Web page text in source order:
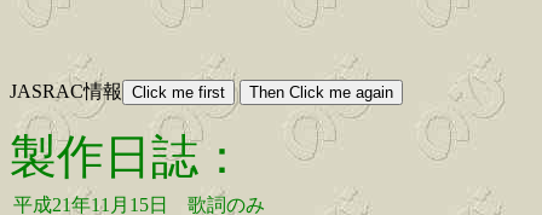
JASRAC情報
製作日誌：
平成21年11月15日 歌詞のみ